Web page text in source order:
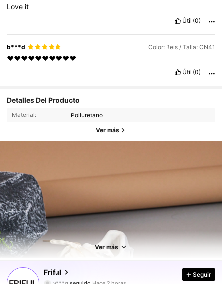
Love it
Útil (0)
b***d Color: Beis / Talla: CN41
❤️❤️❤️❤️❤️❤️❤️❤️❤️❤️
Útil (0)
Detalles Del Producto
Material: Poliuretano
Ver más
Ver más
Friful
4,84 619K Seguidores
4,84 619K Seguidores
619K Seguidores
Seguir